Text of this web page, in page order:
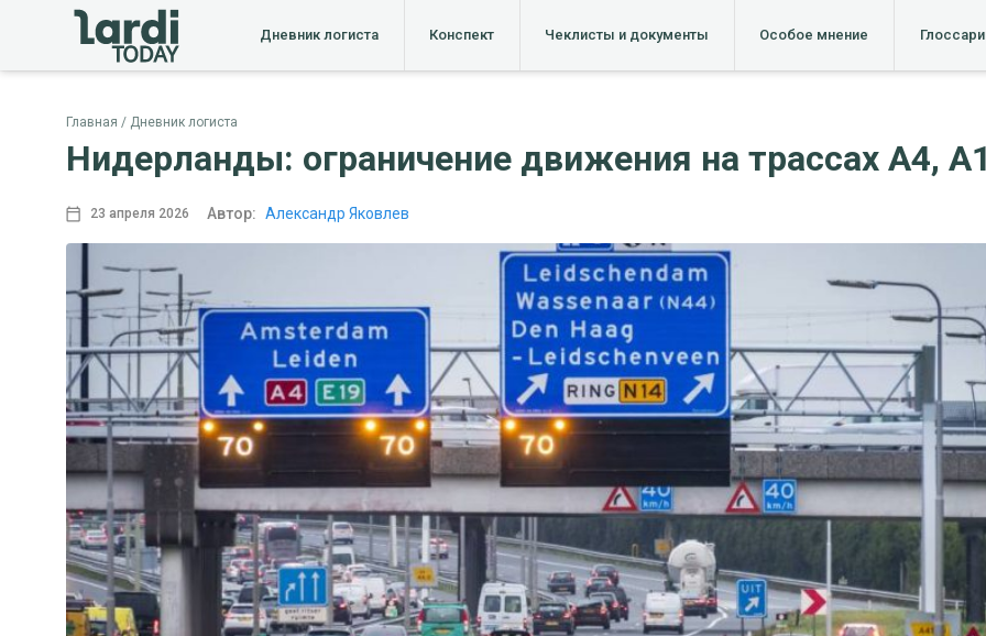
Дневник логиста Конспект Чеклисты и документы Особое мнение
Главная Дневник логиста
Нидерланды: ограничение движения на трассах A4,
23 апреля 2026 Автор: Александр Яковлев